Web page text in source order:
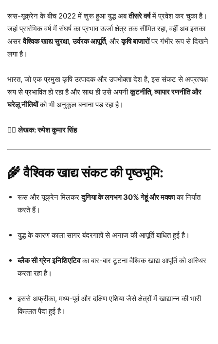
रूस-यूक्रेन के बीच 2022 में शुरू हुआ युद्ध अबतीसरे वर्षमें प्रवेश कर चुका है।
जहां प्रारंभिक वर्ष में संघर्ष का प्रभाव ऊर्जा क्षेत्र तक सीमित रहा, वहीं अब इसका
असरवैश्विक खाद्य सुरक्षा,उर्वरक आपूर्ति, औरकृषि बाजारोंपर गंभीर रूप से दिखने
लगा है।
भारत, जो एक प्रमुख कृषि उत्पादक और उपभोक्ता देश है, इस संकट से अप्रत्यक्ष
रूप से प्रभावित हो रहा है और साथ ही उसे अपनीकूटनीति, व्यापार रणनीति और
घरेलू नीतियोंको भी अनुकूल बनाना पड़ रहा है।
✍🏻लेखक: रुपेश कुमार सिंह
🌾 वैश्विक खाद्य संकट की पृष्ठभूमि:
रूस और यूक्रेन मिलकरदुनिया के लगभग 30% गेहूं और मक्काका निर्यात
करते हैं।
युद्ध के कारण काला सागर बंदरगाहों से अनाज की आपूर्ति बाधित हुई है।
ब्लैक सी ग्रेन इनिशिएटिवका बार-बार टूटना वैश्विक खाद्य आपूर्ति को अस्थिर
करता रहा है।
इससे अफ्रीका, मध्य-पूर्व और दक्षिण एशिया जैसे क्षेत्रों में खाद्यान्न की भारी
किल्लत पैदा हुई है।